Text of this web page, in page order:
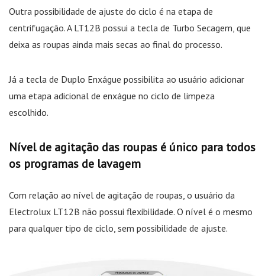
Outra possibilidade de ajuste do ciclo é na etapa de
centrifugação. A LT12B possui a tecla de Turbo Secagem, que
deixa as roupas ainda mais secas ao final do processo.
Já a tecla de Duplo Enxágue possibilita ao usuário adicionar
uma etapa adicional de enxágue no ciclo de limpeza
escolhido.
Nível de agitação das roupas é único para todos
os programas de lavagem
Com relação ao nível de agitação de roupas, o usuário da
Electrolux LT12B não possui flexibilidade. O nível é o mesmo
para qualquer tipo de ciclo, sem possibilidade de ajuste.